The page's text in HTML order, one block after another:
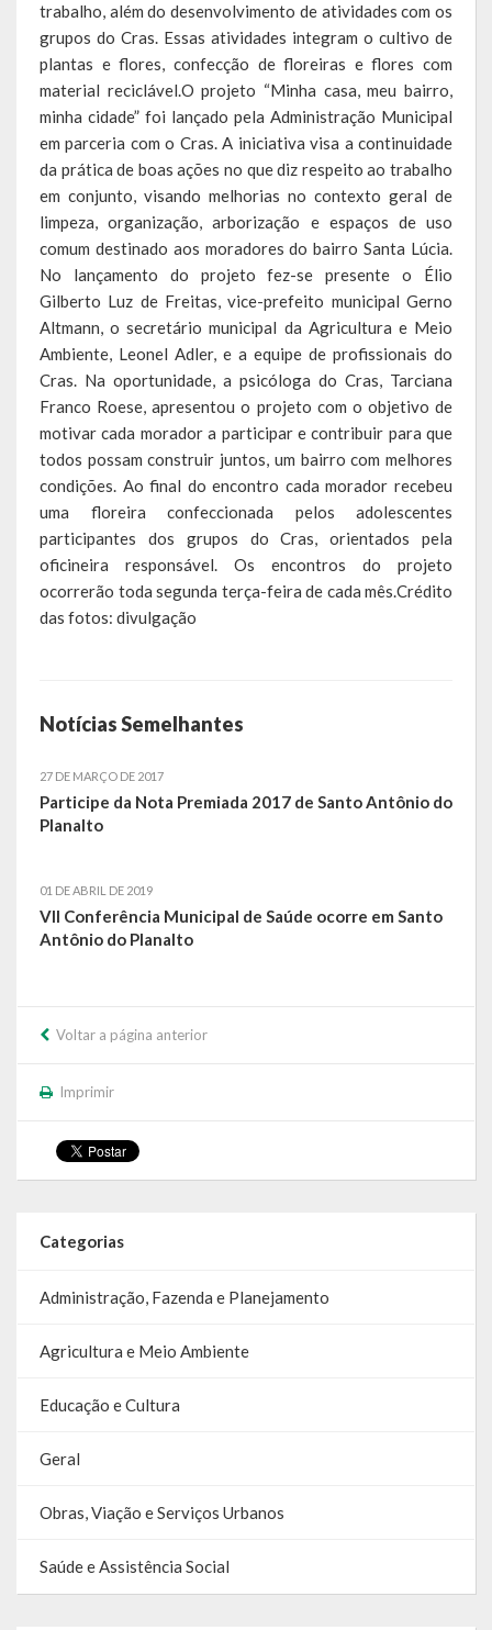
Saúde e Assistência Social
Desenvolvimento, Indústria, Comércio, Turismo, Trânsito e
Serviços Urbanos
Cultura e Turismo
Calendário de Eventos
Galeria de Fotos
Publicações
Conselhos Municipais
Planos
Contas Públicas
Demonstrativos Contábeis
Prestação de Contas
Leis Orçamentárias
Leis e Decretos
Editais
RPPS
RGF
Publicações Diversas
Concurso Público
Processo Seletivo
Carta de Serviços
Repasses e Transferências
trabalho, além do desenvolvimento de atividades com os
grupos do Cras. Essas atividades integram o cultivo de
plantas e flores, confecção de floreiras e flores com
material reciclável.O projeto “Minha casa, meu bairro,
minha cidade” foi lançado pela Administração Municipal
em parceria com o Cras. A iniciativa visa a continuidade
da prática de boas ações no que diz respeito ao trabalho
em conjunto, visando melhorias no contexto geral de
limpeza, organização, arborização e espaços de uso
comum destinado aos moradores do bairro Santa Lúcia.
No lançamento do projeto fez-se presente o Élio
Gilberto Luz de Freitas, vice-prefeito municipal Gerno
Altmann, o secretário municipal da Agricultura e Meio
Ambiente, Leonel Adler, e a equipe de profissionais do
Cras. Na oportunidade, a psicóloga do Cras, Tarciana
Franco Roese, apresentou o projeto com o objetivo de
motivar cada morador a participar e contribuir para que
todos possam construir juntos, um bairro com melhores
condições. Ao final do encontro cada morador recebeu
uma floreira confeccionada pelos adolescentes
participantes dos grupos do Cras, orientados pela
oficineira responsável. Os encontros do projeto
ocorrerão toda segunda terça-feira de cada mês.Crédito
das fotos: divulgação
Notícias Semelhantes
27 DE MARÇO DE 2017
Participe da Nota Premiada 2017 de Santo Antônio do
Planalto
01 DE ABRIL DE 2019
VII Conferência Municipal de Saúde ocorre em Santo
Antônio do Planalto
Voltar a página anterior
Imprimir
Categorias
Administração, Fazenda e Planejamento
Agricultura e Meio Ambiente
Educação e Cultura
Geral
Obras, Viação e Serviços Urbanos
Saúde e Assistência Social